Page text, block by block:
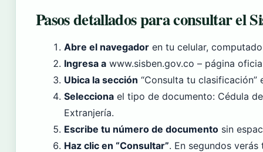
Pasos detallados para consultar el
Abre el navegador en tu celular,
Ingresa a www.sisben.gov.co – página
Ubica la sección “Consulta tu clasificación”
Selecciona el tipo de documento: Cédula
Extranjería.
Escribe tu número de documento sin
Haz clic en “Consultar”. En segundos